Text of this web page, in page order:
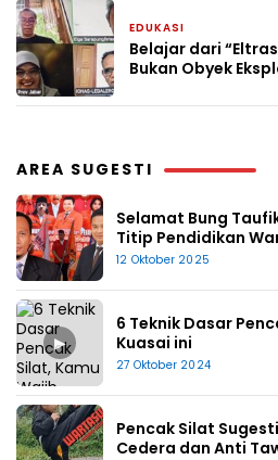
EDUKASI
Belajar dari
Bukan Obyek
AREA SUGESTI
Selamat Bung
Titip Pendidikan
12 Oktober 2025
▶
6 Teknik Dasar
Kuasai ini
27 Oktober 2024
Pencak Silat
Cedera dan Anti